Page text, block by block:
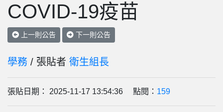
COVID-19疫苗
上一則公告 下一則公告
學務 / 張貼者 衛生組長
張貼日期： 2025-11-17 13:54:36 點閱： 159